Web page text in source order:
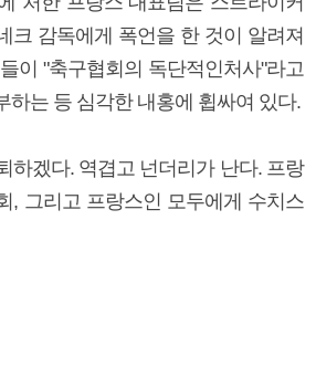
크 감독에게 폭언을 한 것이 알려져
이 "축구협회의 독단적인처사"라고
하는 등 심각한 내홍에 휩싸여 있다.
하겠다. 역겹고 넌더리가 난다. 프랑
, 그리고 프랑스인 모두에게 수치스